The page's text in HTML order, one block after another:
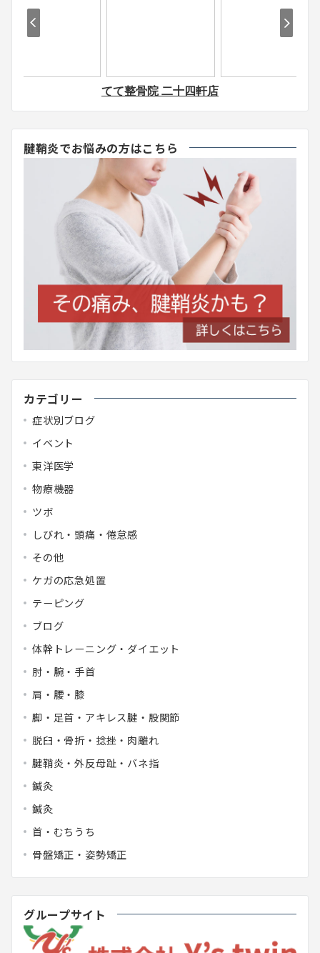
腱鞘炎でお悩みの方はこちら
カテゴリー
症状別ブログ
イベント
東洋医学
物療機器
ツボ
しびれ・頭痛・倦怠感
その他
ケガの応急処置
テーピング
ブログ
体幹トレーニング・ダイエット
肘・腕・手首
肩・腰・膝
脚・足首・アキレス腱・股関節
脱臼・骨折・捻挫・肉離れ
腱鞘炎・外反母趾・バネ指
鍼灸
鍼灸
首・むちうち
骨盤矯正・姿勢矯正
グループサイト